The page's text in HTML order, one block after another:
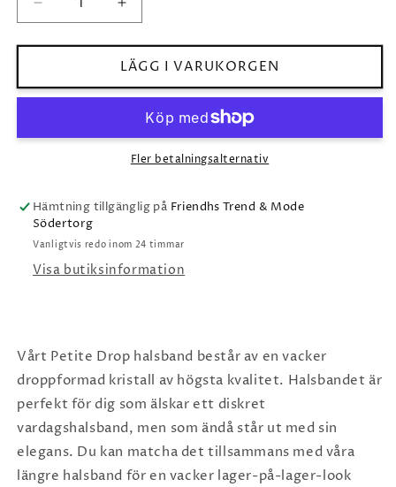
Minska
kvantitet
för
Svedbom
Petite
Necklace
Öka
kvantitet
för
Caroline
Svedbom
Petite
Drop
Necklace
LÄGG I VARUKORGEN
Fler betalningsalternativ
Hämtning tillgänglig på Friendhs Trend & Mode
Södertorg
Vanligtvis redo inom 24 timmar
Visa butiksinformation
Vårt Petite Drop halsband består av en vacker
droppformad kristall av högsta kvalitet. Halsbandet är
perfekt för dig som älskar ett diskret
vardagshalsband, men som ändå står ut med sin
elegans. Du kan matcha det tillsammans med våra
längre halsband för en vacker lager-på-lager-look